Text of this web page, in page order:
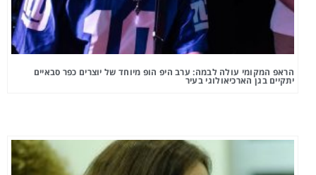
הראפ המקומי עולה לבמה: ערב היפ הופ מיוחד של יוצרים כפר סבאיים
יתקיים בגן הארכיאולוגי בעיר